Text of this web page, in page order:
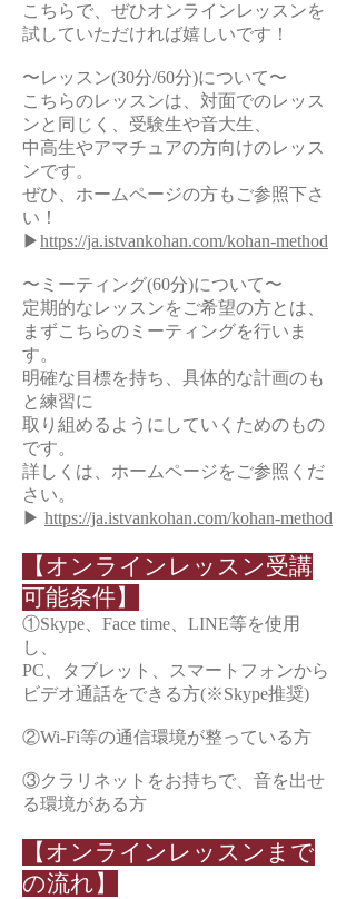
こちらで、ぜひオンラインレッスンを
試していただければ嬉しいです！
〜レッスン(30分/60分)について〜
こちらのレッスンは、対面でのレッス
ンと同じく、受験生や音大生、
中高生やアマチュアの方向けのレッス
ンです。
ぜひ、ホームページの方もご参照下さ
い！
▶︎https://ja.istvankohan.com/kohan-method
〜ミーティング(60分)について〜
定期的なレッスンをご希望の方とは、
まずこちらのミーティングを行いま
す。
明確な目標を持ち、具体的な計画のも
と練習に
取り組めるようにしていくためのもの
です。
詳しくは、ホームページをご参照くだ
さい。
▶︎ https://ja.istvankohan.com/kohan-method
【オンラインレッスン受講
可能条件】
①Skype、Face time、LINE等を使用
し、
PC、タブレット、スマートフォンから
ビデオ通話をできる方(※Skype推奨)
②Wi-Fi等の通信環境が整っている方
③クラリネットをお持ちで、音を出せ
る環境がある方
【オンラインレッスンまで
の流れ】